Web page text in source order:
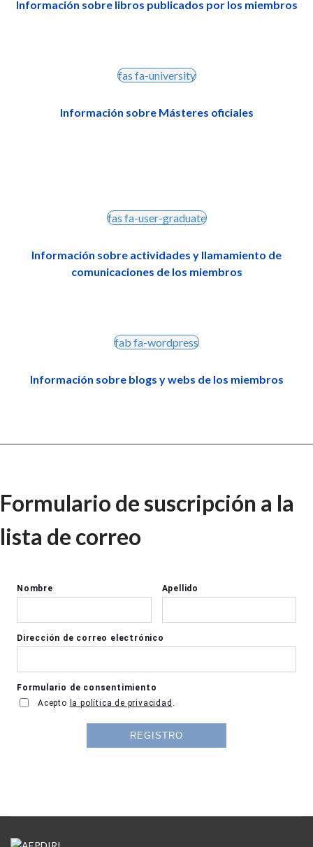
Información sobre libros publicados por los miembros
fas fa-university
Información sobre Másteres oficiales
fas fa-user-graduate
Información sobre actividades y llamamiento de
comunicaciones de los miembros
fab fa-wordpress
Información sobre blogs y webs de los miembros
Formulario de suscripción a la
lista de correo